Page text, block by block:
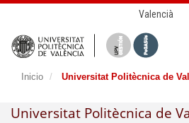
Valencià
Inicio Universitat Politècnica de
Universitat Politècnica de